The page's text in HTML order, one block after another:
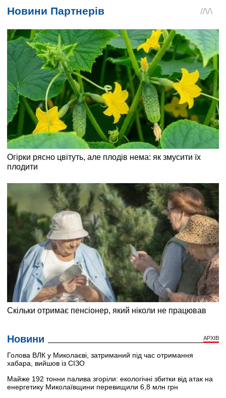
Новини АРХІВ
Голова ВЛК у Миколаєві, затриманий під час отримання
хабара, вийшов із СІЗО
Майже 192 тонни палива згоріли: екологічні збитки від атак на
енергетику Миколаївщини перевищили 6,8 млн грн